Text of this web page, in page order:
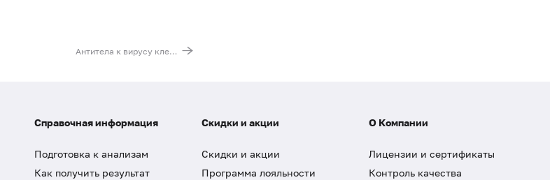
Антитела к вирусу клещевого энцефалита (TBEV, IgG)
Справочная информация
Подготовка к анализам
Как получить результат
Скидки и акции
Скидки и акции
Программа лояльности
О Компании
Лицензии и сертификаты
Контроль качества